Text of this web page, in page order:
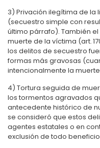
3) Privación ilegítima de
(secuestro simple con
último párrafo). También
muerte de la víctima (art.
los delitos de secuestro
formas más gravosas
intencionalmente la
4) Tortura seguida de
los tormentos agravados
antecedente histórico de
se consideró que estos
agentes estatales o en
exclusión de todo